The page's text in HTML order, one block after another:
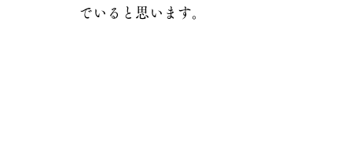
でいると思います。